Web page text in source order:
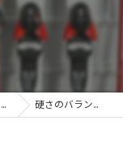
硬さのバランスにご注意